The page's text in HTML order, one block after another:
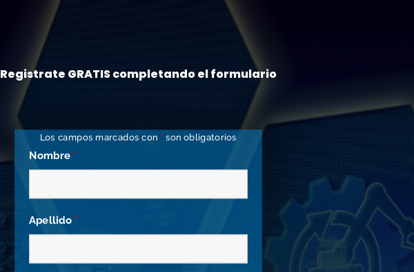
Registrate GRATIS completando el formulario
Los campos marcados con * son obligatorios
Nombre *
Apellido *